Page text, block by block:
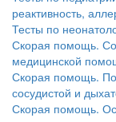
реактивность,
Тесты по
Скорая помощь.
медицинской
Скорая помощь.
сосудистой и
Скорая помощь.